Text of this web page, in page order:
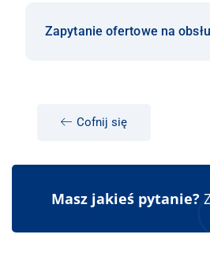
Zapytanie ofertowe na
Cofnij się
Masz jakieś pytanie?